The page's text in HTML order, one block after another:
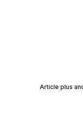
Article plus